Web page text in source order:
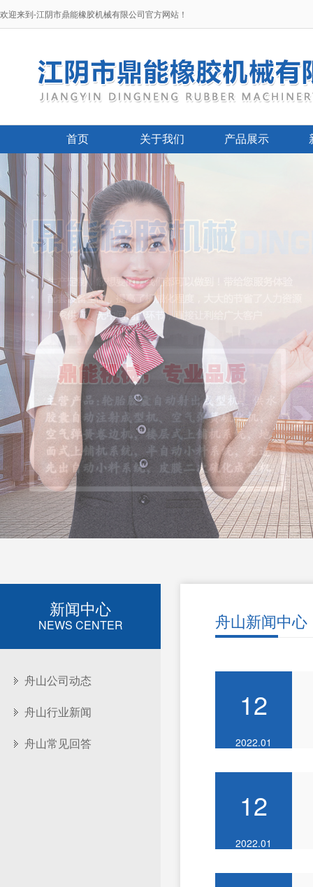
欢迎来到-江阴市鼎能橡胶机械有限公司官方网站！
首页 关于我们 产品展示
新闻中心
NEWS CENTER
舟山公司动态
舟山行业新闻
舟山常见回答
舟山新闻中心
12
2022.01
12
2022.01